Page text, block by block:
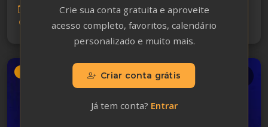
14 de agosto de 2026 - 16 de agosto de 2026
São Luís/MA
Crie sua conta gratuita e aproveite
acesso completo, favoritos, calendário
personalizado e muito mais.
Criar conta grátis
Já tem conta? Entrar